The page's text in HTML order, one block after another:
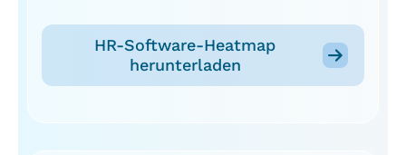
HR-Software-Heatmap
herunterladen